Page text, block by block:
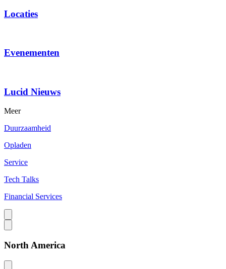
Locaties
Evenementen
Lucid Nieuws
Meer
Duurzaamheid
Opladen
Service
Tech Talks
Financial Services
North America